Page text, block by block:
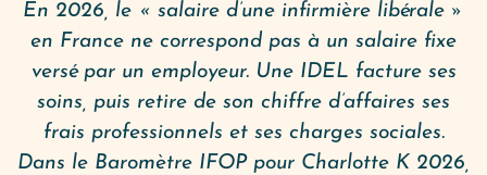
En 2026, le « salaire d’une infirmière libérale »
en France ne correspond pas à un salaire fixe
versé par un employeur. Une IDEL facture ses
soins, puis retire de son chiffre d’affaires ses
frais professionnels et ses charges sociales.
Dans le Baromètre IFOP pour Charlotte K 2026,